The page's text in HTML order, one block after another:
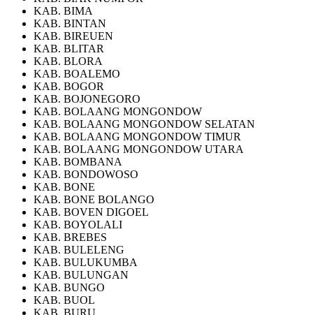
KAB. BIMA
KAB. BINTAN
KAB. BIREUEN
KAB. BLITAR
KAB. BLORA
KAB. BOALEMO
KAB. BOGOR
KAB. BOJONEGORO
KAB. BOLAANG MONGONDOW
KAB. BOLAANG MONGONDOW SELATAN
KAB. BOLAANG MONGONDOW TIMUR
KAB. BOLAANG MONGONDOW UTARA
KAB. BOMBANA
KAB. BONDOWOSO
KAB. BONE
KAB. BONE BOLANGO
KAB. BOVEN DIGOEL
KAB. BOYOLALI
KAB. BREBES
KAB. BULELENG
KAB. BULUKUMBA
KAB. BULUNGAN
KAB. BUNGO
KAB. BUOL
KAB. BURU